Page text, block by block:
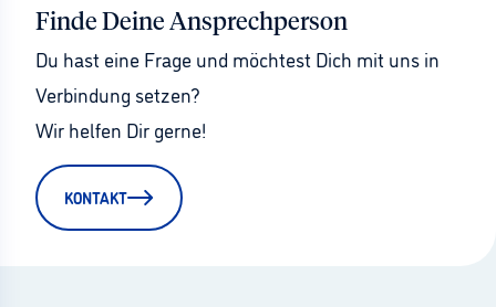
Finde Deine Ansprechperson
Du hast eine Frage und möchtest Dich mit uns in
Verbindung setzen?
Wir helfen Dir gerne!
KONTAKT